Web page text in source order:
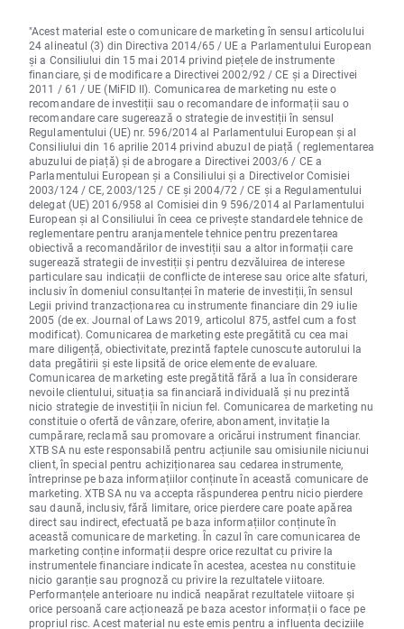
"Acest material este o comunicare de marketing în sensul articolului
24 alineatul (3) din Directiva 2014/65 / UE a Parlamentului European
și a Consiliului din 15 mai 2014 privind piețele de instrumente
financiare, și de modificare a Directivei 2002/92 / CE și a Directivei
2011 / 61 / UE (MiFID II). Comunicarea de marketing nu este o
recomandare de investiții sau o recomandare de informații sau o
recomandare care sugerează o strategie de investiții în sensul
Regulamentului (UE) nr. 596/2014 al Parlamentului European și al
Consiliului din 16 aprilie 2014 privind abuzul de piață ( reglementarea
abuzului de piață) și de abrogare a Directivei 2003/6 / CE a
Parlamentului European și a Consiliului și a Directivelor Comisiei
2003/124 / CE, 2003/125 / CE și 2004/72 / CE și a Regulamentului
delegat (UE) 2016/958 al Comisiei din 9 596/2014 al Parlamentului
European și al Consiliului în ceea ce privește standardele tehnice de
reglementare pentru aranjamentele tehnice pentru prezentarea
obiectivă a recomandărilor de investiții sau a altor informații care
sugerează strategii de investiții și pentru dezvăluirea de interese
particulare sau indicații de conflicte de interese sau orice alte sfaturi,
inclusiv în domeniul consultanței în materie de investiții, în sensul
Legii privind tranzacționarea cu instrumente financiare din 29 iulie
2005 (de ex. Journal of Laws 2019, articolul 875, astfel cum a fost
modificat). Comunicarea de marketing este pregătită cu cea mai
mare diligență, obiectivitate, prezintă faptele cunoscute autorului la
data pregătirii și este lipsită de orice elemente de evaluare.
Comunicarea de marketing este pregătită fără a lua în considerare
nevoile clientului, situația sa financiară individuală și nu prezintă
nicio strategie de investiții în niciun fel. Comunicarea de marketing nu
constituie o ofertă de vânzare, oferire, abonament, invitație la
cumpărare, reclamă sau promovare a oricărui instrument financiar.
XTB SA nu este responsabilă pentru acțiunile sau omisiunile niciunui
client, în special pentru achiziționarea sau cedarea instrumente,
întreprinse pe baza informațiilor conținute în această comunicare de
marketing. XTB SA nu va accepta răspunderea pentru nicio pierdere
sau daună, inclusiv, fără limitare, orice pierdere care poate apărea
direct sau indirect, efectuată pe baza informațiilor conținute în
această comunicare de marketing. În cazul în care comunicarea de
marketing conține informații despre orice rezultat cu privire la
instrumentele financiare indicate în acestea, acestea nu constituie
nicio garanție sau prognoză cu privire la rezultatele viitoare.
Performanțele anterioare nu indică neapărat rezultatele viitoare și
orice persoană care acționează pe baza acestor informații o face pe
propriul risc. Acest material nu este emis pentru a influenta deciziile